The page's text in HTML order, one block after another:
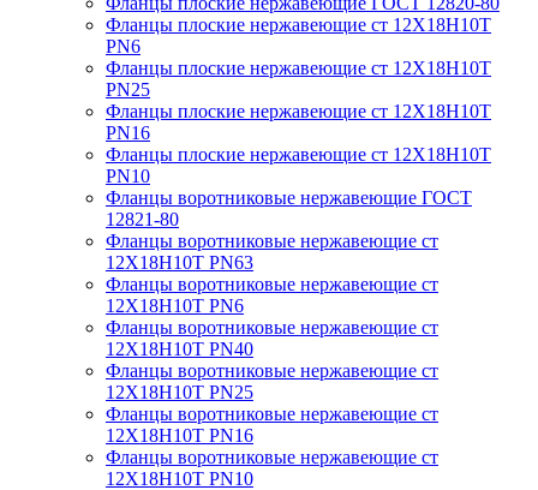
Фланцы плоские нержавеющие ст 12Х18Н10Т
PN6
Фланцы плоские нержавеющие ст 12Х18Н10Т
PN25
Фланцы плоские нержавеющие ст 12Х18Н10Т
PN16
Фланцы плоские нержавеющие ст 12Х18Н10Т
PN10
Фланцы воротниковые нержавеющие ГОСТ
12821-80
Фланцы воротниковые нержавеющие ст
12Х18Н10Т PN63
Фланцы воротниковые нержавеющие ст
12Х18Н10Т PN6
Фланцы воротниковые нержавеющие ст
12Х18Н10Т PN40
Фланцы воротниковые нержавеющие ст
12Х18Н10Т PN25
Фланцы воротниковые нержавеющие ст
12Х18Н10Т PN16
Фланцы воротниковые нержавеющие ст
12Х18Н10Т PN10